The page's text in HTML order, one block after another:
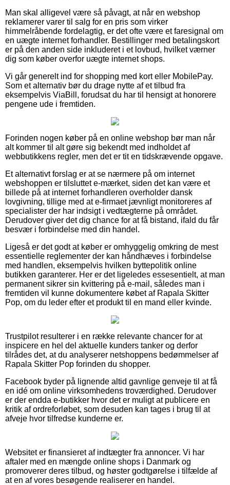
Man skal alligevel være så påvagt, at når en webshop
reklamerer varer til salg for en pris som virker
himmelråbende fordelagtig, er det ofte være et faresignal om
en uægte internet forhandler. Bestillinger med betalingskort
er på den anden side inkluderet i et lovbud, hvilket værner
dig som køber overfor uægte internet shops.
Vi går generelt ind for shopping med kort eller MobilePay.
Som et alternativ bør du drage nytte af et tilbud fra
eksempelvis ViaBill, forudsat du har til hensigt at honorere
pengene ude i fremtiden.
Forinden nogen køber på en online webshop bør man når
alt kommer til alt gøre sig bekendt med indholdet af
webbutikkens regler, men det er tit en tidskrævende opgave.
Et alternativt forslag er at se nærmere på om internet
webshoppen er tilsluttet e-mærket, siden det kan være et
billede på at internet forhandleren overholder dansk
lovgivning, tillige med at e-firmaet jævnligt monitoreres af
specialister der har indsigt i vedtægterne på området.
Derudover giver det dig chance for at få bistand, ifald du får
besvær i forbindelse med din handel.
Ligeså er det godt at køber er omhyggelig omkring de mest
essentielle reglementer der kan håndhæves i forbindelse
med handlen, eksempelvis hvilken byttepolitik online
butikken garanterer. Her er det ligeledes essesentielt, at man
permanent sikrer sin kvittering på e-mail, således man i
fremtiden vil kunne dokumentere købet af Rapala Skitter
Pop, om du leder efter et produkt til en mand eller kvinde.
Trustpilot resulterer i en række relevante chancer for at
inspicere en hel del aktuelle kunders tanker og derfor
tilrådes det, at du analyserer netshoppens bedømmelser af
Rapala Skitter Pop forinden du shopper.
Facebook byder på lignende altid gavnlige genveje til at få
en idé om online virksomhedens troværdighed. Derudover
er der endda e-butikker hvor det er muligt at publicere en
kritik af ordreforløbet, som desuden kan tages i brug til at
afveje hvor tilfredse kunderne er.
Websitet er finansieret af indtægter fra annoncer. Vi har
aftaler med en mængde online shops i Danmark og
promoverer deres tilbud, og høster godtgørelse i tilfælde af
at en af vores besøgende realiserer en handel.